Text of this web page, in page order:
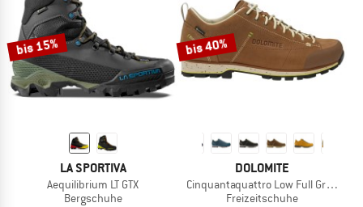
bis 15%
LA SPORTIVA
Aequilibrium LT GTX
Bergschuhe
bis 40%
DOLOMITE
Cinquantaquattro Low Full Grain
Freizeitschuhe